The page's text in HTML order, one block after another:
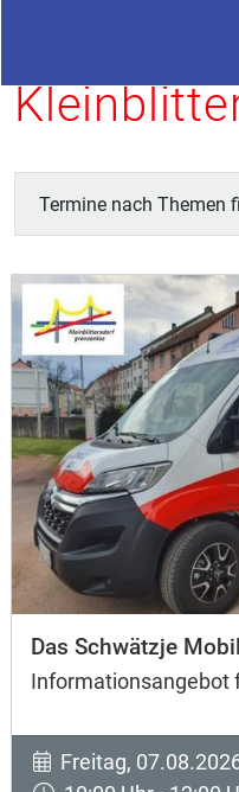
Termine nach Themen
Das Schwätzje
Informationsangebot
Freitag,